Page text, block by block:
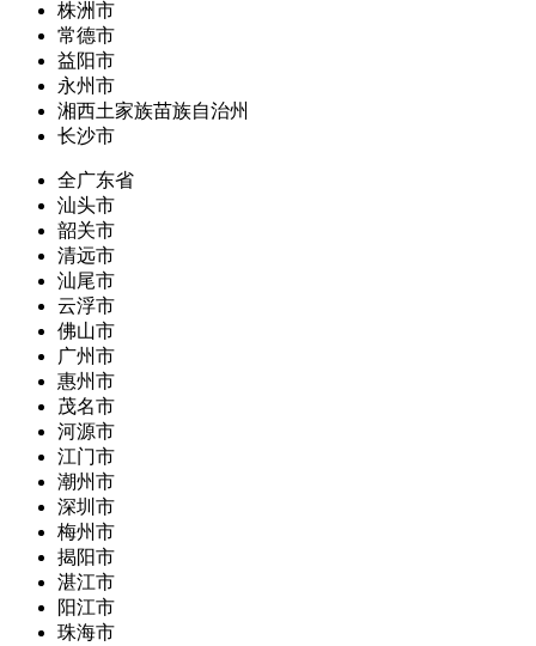
株洲市
常德市
益阳市
永州市
湘西土家族苗族自治州
长沙市
全广东省
汕头市
韶关市
清远市
汕尾市
云浮市
佛山市
广州市
惠州市
茂名市
河源市
江门市
潮州市
深圳市
梅州市
揭阳市
湛江市
阳江市
珠海市